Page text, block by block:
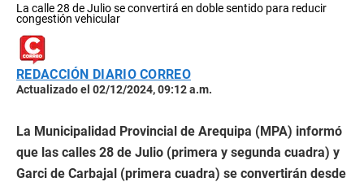
La calle 28 de Julio se convertirá en doble sentido para reducir
congestión vehicular
REDACCIÓN DIARIO CORREO
Actualizado el 02/12/2024, 09:12 a.m.
La Municipalidad Provincial de Arequipa (MPA) informó
que las calles 28 de Julio (primera y segunda cuadra) y
Garci de Carbajal (primera cuadra) se convertirán desde